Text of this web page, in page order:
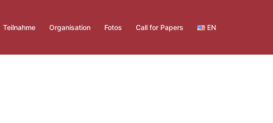
Teilnahme Organisation Fotos Call for Papers EN